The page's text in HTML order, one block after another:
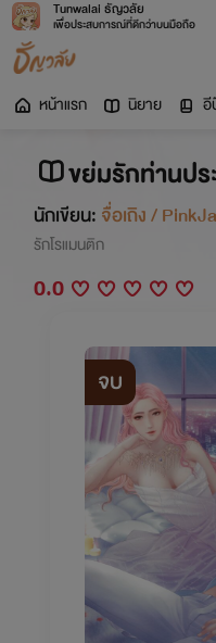
Tunwalai ธัญวลัย
เพื่อประสบการณ์ที่ดีกว่าบนมือถือ
หน้าแรก นิยาย
ขย่มรักท่านปร
นักเขียน: จื่อเถิง /
รักโรแมนติก
0.0
จบ